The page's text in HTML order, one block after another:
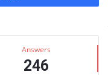
Answers
246